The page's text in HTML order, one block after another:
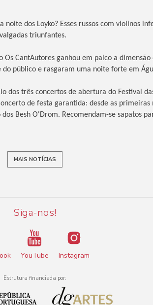
dos Loyko? Esses russos com violinos
triunfantes.
CantAutores ganhou em palco a dimensão
público e rasgaram uma noite forte em
dos três concertos de abertura do Festival
de festa garantida: desde as primeiras
Besh O'Drom. Recomendam-se sapatos
MAIS NOTÍCIAS
Siga-nos!
YouTube Instagram
Estrutura financiada por: